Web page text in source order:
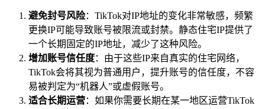
避免封号风险：TikTok对IP地址的变化非常敏感，频繁
更换IP可能导致账号被限流或封禁。静态住宅IP提供了
一个长期固定的IP地址，减少了这种风险。
增加账号信任度：由于这些IP来自真实的住宅网络，
TikTok会将其视为普通用户，提升账号的信任度，不容
易被判定为“机器人”或虚假账号。
适合长期运营：如果你需要长期在某一地区运营TikTok